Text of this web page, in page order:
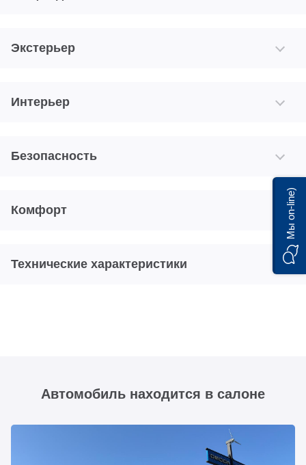
Экстерьер
Интерьер
Безопасность
Комфорт
Технические характеристики
Автомобиль находится в салоне
Мы on-line)